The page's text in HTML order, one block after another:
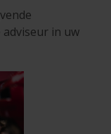
adviseur in uw